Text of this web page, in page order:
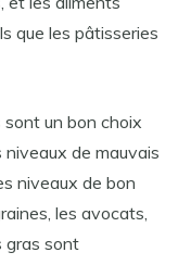
que les pâtisseries
un bon choix
niveaux de mauvais
niveaux de bon
les avocats,
gras sont